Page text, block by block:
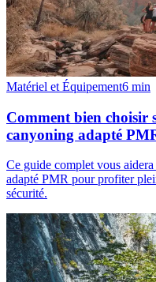
Matériel et Équipement6 min
Comment bien choisir
canyoning adapté
Ce guide complet vous
adapté PMR pour profiter
sécurité.